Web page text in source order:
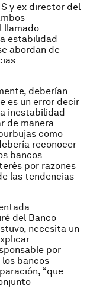
y ex director del
llamado
estabilidad
abordan de
deberían
es un error decir
inestabilidad
de manera
como
reconocer
bancos
por razones
las tendencias
del Banco
necesita un
por
bancos
“que